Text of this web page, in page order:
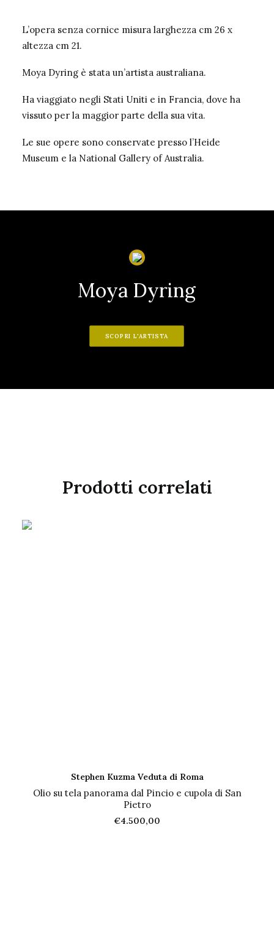
L’opera senza cornice misura larghezza cm 26 x
altezza cm 21.
Moya Dyring è stata un’artista australiana.
Ha viaggiato negli Stati Uniti e in Francia, dove ha
vissuto per la maggior parte della sua vita.
Le sue opere sono conservate presso l’Heide
Museum e la National Gallery of Australia.
Moya Dyring
SCOPRI L'ARTISTA
Prodotti correlati
AGGIUNGI AL CARRELLO
Stephen Kuzma Veduta di Roma
Olio su tela panorama dal Pincio e cupola di San
Pietro
€4.500,00